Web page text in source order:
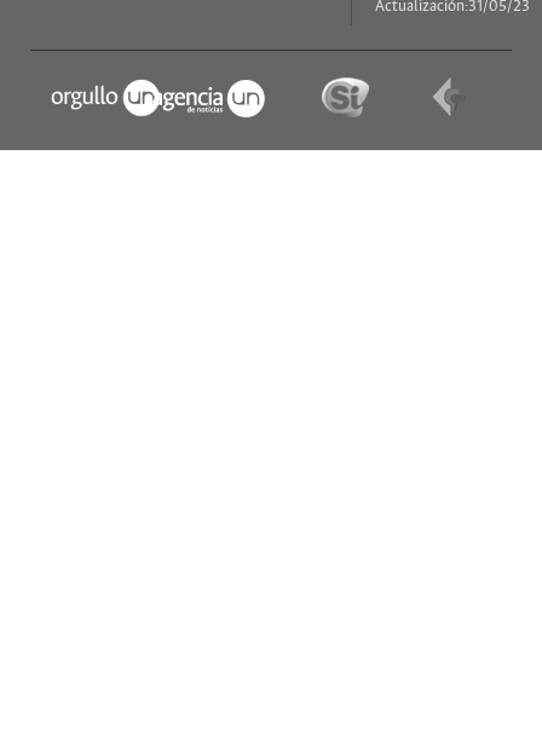
Actualización:31/05/23